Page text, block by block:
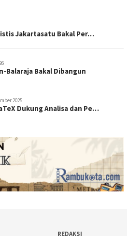
Jakartasatu Bakal Per…
Balaraja Bakal Dibangun
2025
Dukung Analisa dan Pe…
REDAKSI